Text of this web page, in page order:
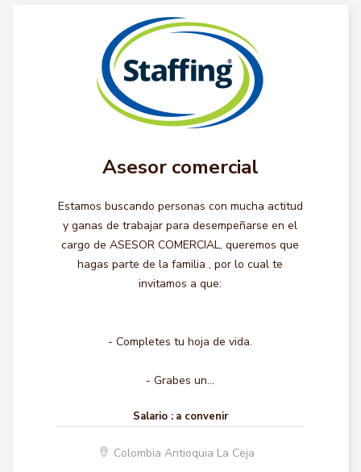
Asesor comercial
Estamos buscando personas con mucha actitud
y ganas de trabajar para desempeñarse en el
cargo de ASESOR COMERCIAL, queremos que
hagas parte de la familia , por lo cual te
invitamos a que:
- Completes tu hoja de vida.
- Grabes un...
Salario : a convenir
Colombia Antioquia La Ceja